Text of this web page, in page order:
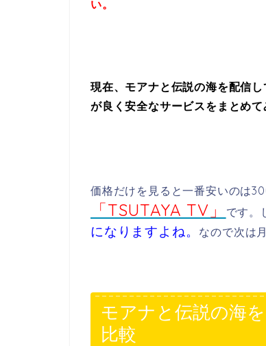
い。
現在、モアナと伝説の海を配信
が良く安全なサービスをまとめて
価格だけを見ると一番安いのは
「TSUTAYA TV」
です。
になりますよね。
なので次は
モアナと伝説の海
比較